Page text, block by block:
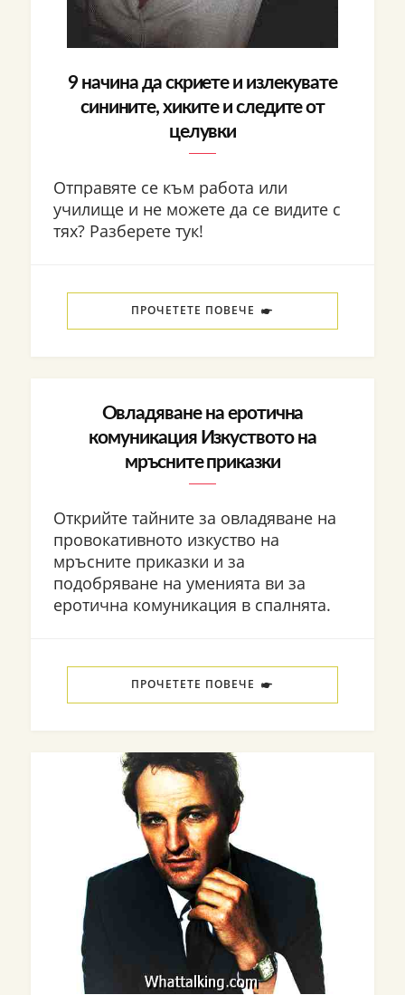
9 начина да скриете и излекувате
синините, хиките и следите от
целувки
Отправяте се към работа или
училище и не можете да се видите с
тях? Разберете тук!
ПРОЧЕТЕТЕ ПОВЕЧЕ
Овладяване на еротична
комуникация Изкуството на
мръсните приказки
Открийте тайните за овладяване на
провокативното изкуство на
мръсните приказки и за
подобряване на уменията ви за
еротична комуникация в спалнята.
ПРОЧЕТЕТЕ ПОВЕЧЕ